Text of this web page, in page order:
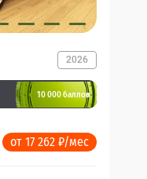
2026
10 000 баллов
от 17 262 ₽/мес